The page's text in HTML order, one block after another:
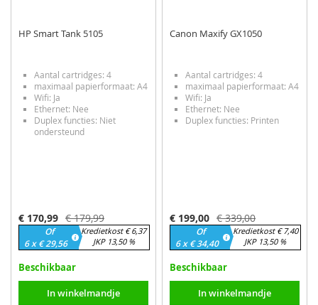
HP Smart Tank 5105
Aantal cartridges: 4
maximaal papierformaat: A4
Wifi: Ja
Ethernet: Nee
Duplex functies: Niet
ondersteund
Speciale
prijs
€ 170,99 € 179,99
Of
6 x € 29,56
Kredietkost € 6,37
JKP 13,50 %
Beschikbaar
In winkelmandje
Canon Maxify GX1050
Aantal cartridges: 4
maximaal papierformaat: A4
Wifi: Ja
Ethernet: Nee
Duplex functies: Printen
Speciale
prijs
€ 199,00 € 339,00
Of
6 x € 34,40
Kredietkost € 7,40
JKP 13,50 %
Beschikbaar
In winkelmandje